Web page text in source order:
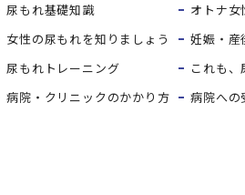
尿もれ基礎知識
女性の尿もれを知りましょう
尿もれトレーニング
病院・クリニックのかかり方
オトナ女
妊娠・産
これも
病院への